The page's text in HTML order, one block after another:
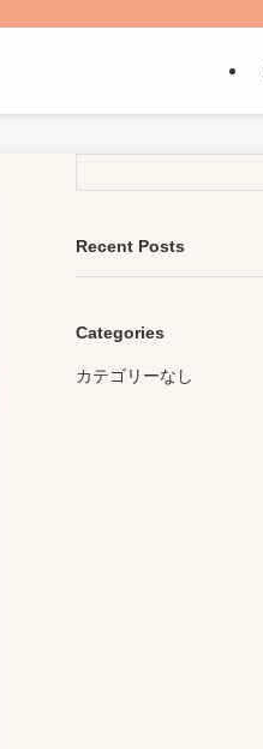
Recent Posts
Categories
カテゴリーなし